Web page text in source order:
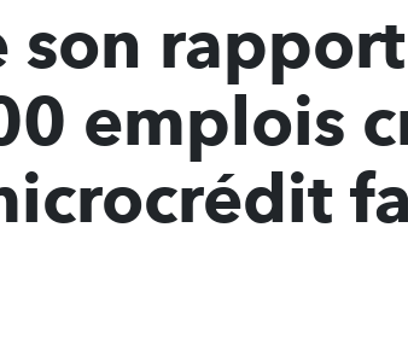
son rapport
emplois